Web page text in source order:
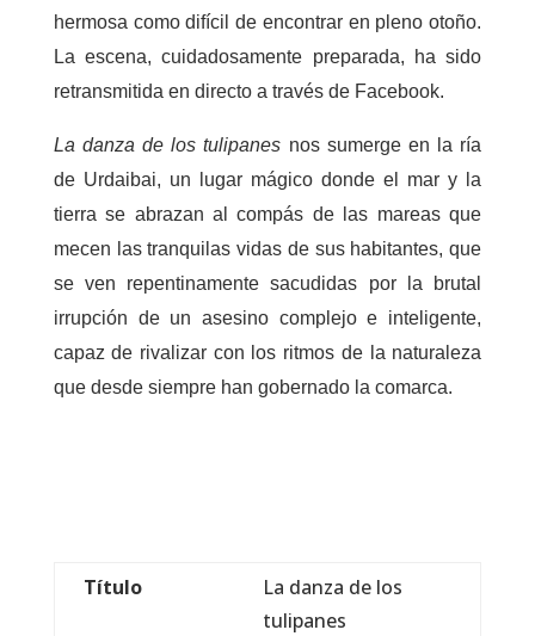
hermosa como difícil de encontrar en pleno otoño.
La escena, cuidadosamente preparada, ha sido
retransmitida en directo a través de Facebook.
La danza de los tulipanes nos sumerge en la ría
de Urdaibai, un lugar mágico donde el mar y la
tierra se abrazan al compás de las mareas que
mecen las tranquilas vidas de sus habitantes, que
se ven repentinamente sacudidas por la brutal
irrupción de un asesino complejo e inteligente,
capaz de rivalizar con los ritmos de la naturaleza
que desde siempre han gobernado la comarca.
Título
La danza de los
tulipanes